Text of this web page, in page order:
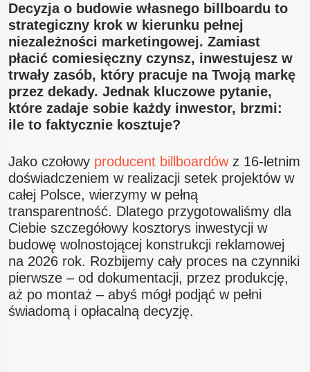
Decyzja o budowie własnego billboardu to
strategiczny krok w kierunku pełnej
niezależności marketingowej. Zamiast
płacić comiesięczny czynsz, inwestujesz w
trwały zasób, który pracuje na Twoją markę
przez dekady. Jednak kluczowe pytanie,
które zadaje sobie każdy inwestor, brzmi:
ile to faktycznie kosztuje?
Jako czołowy producent billboardówz 16-letnim
doświadczeniem w realizacji setek projektów w
całej Polsce, wierzymy w pełną
transparentność. Dlatego przygotowaliśmy dla
Ciebie szczegółowy kosztorys inwestycji w
budowę wolnostojącej konstrukcji reklamowej
na 2026 rok. Rozbijemy cały proces na czynniki
pierwsze – od dokumentacji, przez produkcję,
aż po montaż – abyś mógł podjąć w pełni
świadomą i opłacalną decyzję.